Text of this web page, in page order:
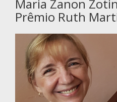
Maria Zanon
Prêmio Ruth